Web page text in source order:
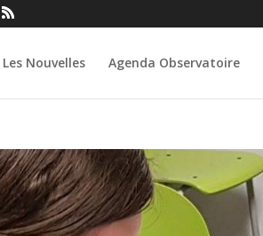
Les Nouvelles Agenda Observatoire